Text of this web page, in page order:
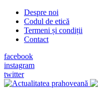
Despre noi
Codul de etică
Termeni și condiții
Contact
facebook
instagram
twitter